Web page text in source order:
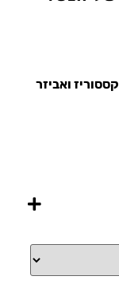
ואביזר